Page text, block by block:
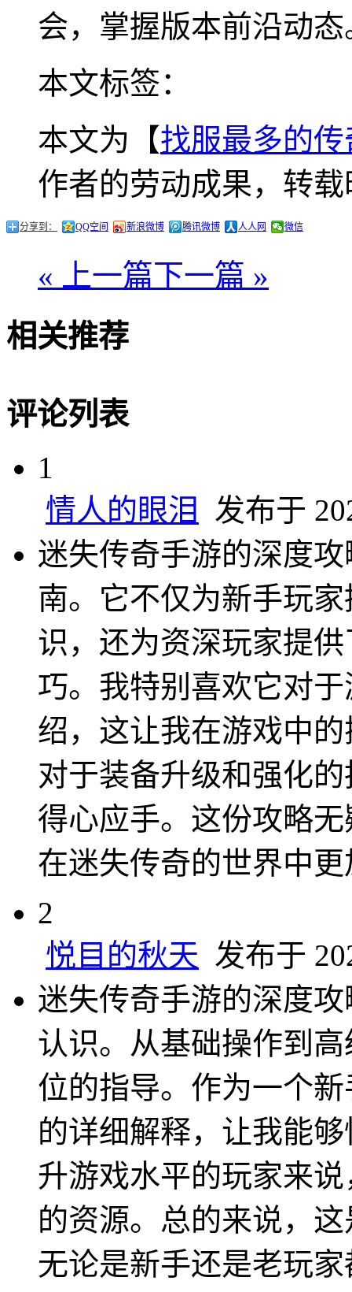
会，掌握版本前沿动态
本文标签：
本文为【找服最多的
作者的劳动成果，转
分享到： QQ空间 新浪微博 腾讯微博 人人网 微信
« 上一篇下一篇 »
相关推荐
评论列表
1
情人的眼泪
发布于
迷失传奇手游的深度
南。它不仅为新手玩
识，还为资深玩家提
巧。我特别喜欢它对
绍，这让我在游戏中
对于装备升级和强化
得心应手。这份攻略
在迷失传奇的世界中
2
悦目的秋天 发布于
迷失传奇手游的深度
认识。从基础操作到
位的指导。作为一个
的详细解释，让我能
升游戏水平的玩家来
的资源。总的来说，
无论是新手还是老玩